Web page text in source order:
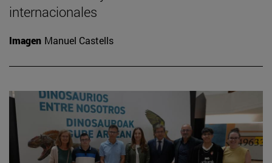
internacionales
Imagen Manuel Castells